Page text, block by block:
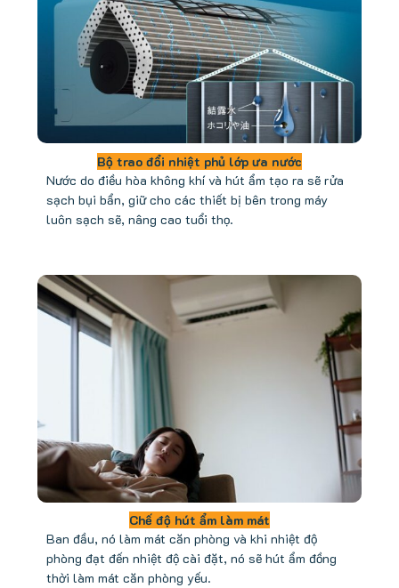
Bộ trao đổi nhiệt phủ lớp ưa nước
Nước do điều hòa không khí và hút ẩm tạo ra sẽ rửa
sạch bụi bẩn, giữ cho các thiết bị bên trong máy
luôn sạch sẽ, nâng cao tuổi thọ.
Chế độ hút ẩm làm mát
Ban đầu, nó làm mát căn phòng và khi nhiệt độ
phòng đạt đến nhiệt độ cài đặt, nó sẽ hút ẩm đồng
thời làm mát căn phòng yếu.